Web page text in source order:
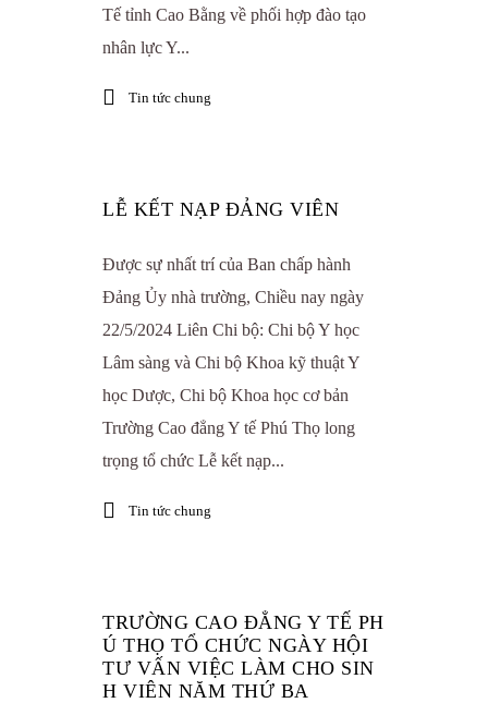
Tế tỉnh Cao Bằng về phối hợp đào tạo
nhân lực Y...
Tin tức chung
LỄ KẾT NẠP ĐẢNG VIÊN
Được sự nhất trí của Ban chấp hành
Đảng Ủy nhà trường, Chiều nay ngày
22/5/2024 Liên Chi bộ: Chi bộ Y học
Lâm sàng và Chi bộ Khoa kỹ thuật Y
học Dược, Chi bộ Khoa học cơ bản
Trường Cao đẳng Y tế Phú Thọ long
trọng tổ chức Lễ kết nạp...
Tin tức chung
TRƯỜNG CAO ĐẲNG Y TẾ PH
Ú THỌ TỔ CHỨC NGÀY HỘI
TƯ VẤN VIỆC LÀM CHO SIN
H VIÊN NĂM THỨ BA